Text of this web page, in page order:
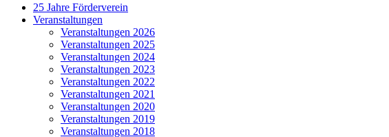
25 Jahre Förderverein
Veranstaltungen
Veranstaltungen 2026
Veranstaltungen 2025
Veranstaltungen 2024
Veranstaltungen 2023
Veranstaltungen 2022
Veranstaltungen 2021
Veranstaltungen 2020
Veranstaltungen 2019
Veranstaltungen 2018